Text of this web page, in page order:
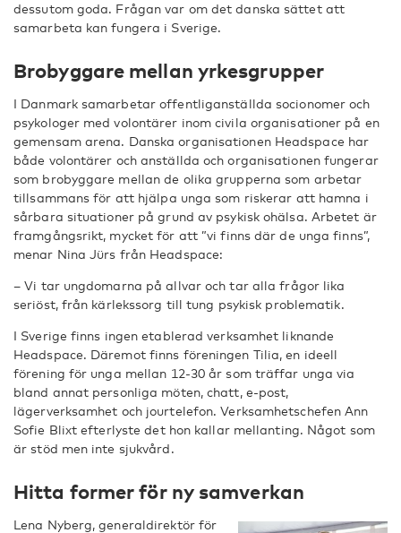
dessutom goda. Frågan var om det danska sättet att
samarbeta kan fungera i Sverige.
Brobyggare mellan yrkesgrupper
I Danmark samarbetar offentliganställda socionomer och
psykologer med volontärer inom civila organisationer på en
gemensam arena. Danska organisationen Headspace har
både volontärer och anställda och organisationen fungerar
som brobyggare mellan de olika grupperna som arbetar
tillsammans för att hjälpa unga som riskerar att hamna i
sårbara situationer på grund av psykisk ohälsa. Arbetet är
framgångsrikt, mycket för att ”vi finns där de unga finns”,
menar Nina Jürs från Headspace:
– Vi tar ungdomarna på allvar och tar alla frågor lika
seriöst, från kärlekssorg till tung psykisk problematik.
I Sverige finns ingen etablerad verksamhet liknande
Headspace. Däremot finns föreningen Tilia, en ideell
förening för unga mellan 12-30 år som träffar unga via
bland annat personliga möten, chatt, e-post,
lägerverksamhet och jourtelefon. Verksamhetschefen Ann
Sofie Blixt efterlyste det hon kallar mellanting. Något som
är stöd men inte sjukvård.
Hitta former för ny samverkan
Lena Nyberg, generaldirektör för